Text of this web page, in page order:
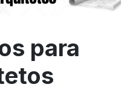
para